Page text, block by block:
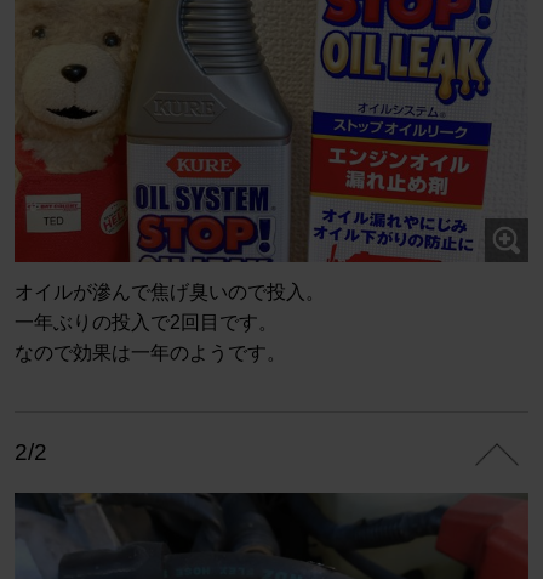
オイルが滲んで焦げ臭いので投入。
一年ぶりの投入で2回目です。
なので効果は一年のようです。
2/2